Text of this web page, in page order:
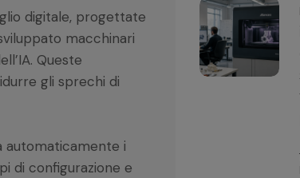
digitale, progettate
macchinari
Queste
gli sprechi di
automaticamente i
di configurazione e